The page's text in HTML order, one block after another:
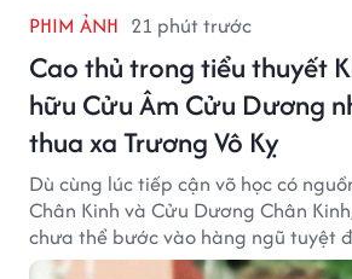
PHIM ẢNH 21 phút trước
Cao thủ trong tiểu thuyết
hữu Cửu Âm Cửu Dương
thua xa Trương Vô Kỵ
Dù cùng lúc tiếp cận võ học có
Chân Kinh và Cửu Dương Chân
chưa thể bước vào hàng ngũ tuyệt